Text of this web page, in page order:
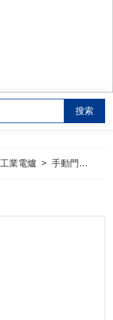
工業電爐 >手動門箱式香蕉视频最污APP